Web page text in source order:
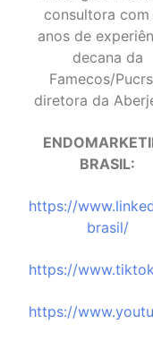
consultora com
anos de
decana da
Famecos/
diretora da
BRASIL:
⁠https://
brasil/⁠
⁠https://
⁠https://